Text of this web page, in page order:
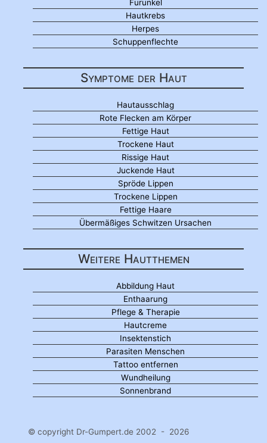
Furunkel
Hautkrebs
Herpes
Schuppenflechte
Symptome der Haut
Hautausschlag
Rote Flecken am Körper
Fettige Haut
Trockene Haut
Rissige Haut
Juckende Haut
Spröde Lippen
Trockene Lippen
Fettige Haare
Übermäßiges Schwitzen Ursachen
Weitere Hautthemen
Abbildung Haut
Enthaarung
Pflege & Therapie
Hautcreme
Insektenstich
Parasiten Menschen
Tattoo entfernen
Wundheilung
Sonnenbrand
© copyright Dr-Gumpert.de 2002 - 2026